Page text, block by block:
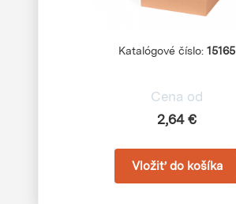
Katalógové číslo: 15165
Cena od
2,64 €